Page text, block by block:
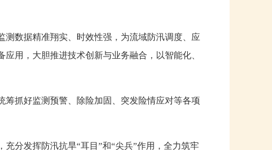
数据精准翔实、时效性强，为流域防汛调度、应
用，大胆推进技术创新与业务融合，以智能化、
抓好监测预警、除险加固、突发险情应对等各项
分发挥防汛抗旱“耳目”和“尖兵”作用，全力筑牢